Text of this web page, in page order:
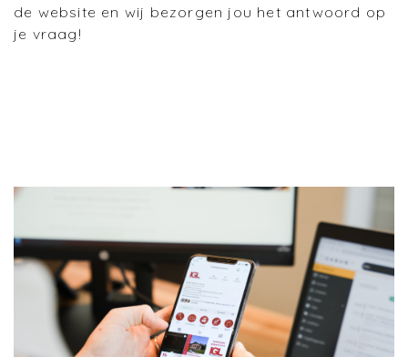
de website en wij bezorgen jou het antwoord op
je vraag!